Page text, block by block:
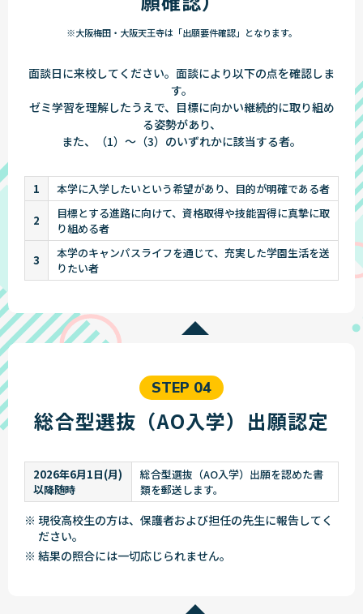
※大阪梅田・大阪天王寺は「出願要件確認」となります。
面談日に来校してください。面談により以下の点を確認しま
す。
ゼミ学習を理解したうえで、目標に向かい継続的に取り組め
る姿勢があり、
また、（1）〜（3）のいずれかに該当する者。
1 本学に入学したいという希望があり、目的が明確である者
2
目標とする進路に向けて、資格取得や技能習得に真摯に取
り組める者
3
本学のキャンパスライフを通じて、充実した学園生活を送
りたい者
STEP 04
総合型選抜（AO入学）出願認定
2026年6月1日(月)
以降随時
総合型選抜（AO入学）出願を認めた書
類を郵送します。
※ 現役高校生の方は、保護者および担任の先生に報告してく
ださい。
※ 結果の照合には一切応じられません。